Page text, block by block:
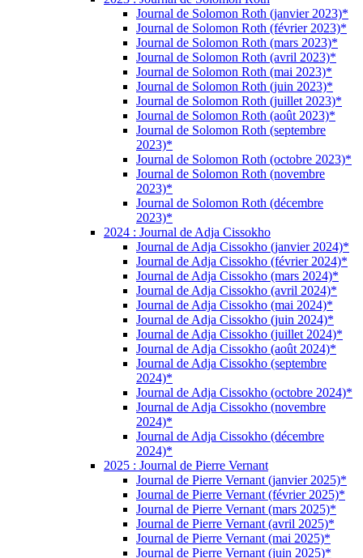
Journal de Solomon Roth (janvier 2023)*
Journal de Solomon Roth (février 2023)*
Journal de Solomon Roth (mars 2023)*
Journal de Solomon Roth (avril 2023)*
Journal de Solomon Roth (mai 2023)*
Journal de Solomon Roth (juin 2023)*
Journal de Solomon Roth (juillet 2023)*
Journal de Solomon Roth (août 2023)*
Journal de Solomon Roth (septembre
2023)*
Journal de Solomon Roth (octobre 2023)*
Journal de Solomon Roth (novembre
2023)*
Journal de Solomon Roth (décembre
2023)*
2024 : Journal de Adja Cissokho
Journal de Adja Cissokho (janvier 2024)*
Journal de Adja Cissokho (février 2024)*
Journal de Adja Cissokho (mars 2024)*
Journal de Adja Cissokho (avril 2024)*
Journal de Adja Cissokho (mai 2024)*
Journal de Adja Cissokho (juin 2024)*
Journal de Adja Cissokho (juillet 2024)*
Journal de Adja Cissokho (août 2024)*
Journal de Adja Cissokho (septembre
2024)*
Journal de Adja Cissokho (octobre 2024)*
Journal de Adja Cissokho (novembre
2024)*
Journal de Adja Cissokho (décembre
2024)*
2025 : Journal de Pierre Vernant
Journal de Pierre Vernant (janvier 2025)*
Journal de Pierre Vernant (février 2025)*
Journal de Pierre Vernant (mars 2025)*
Journal de Pierre Vernant (avril 2025)*
Journal de Pierre Vernant (mai 2025)*
Journal de Pierre Vernant (juin 2025)*